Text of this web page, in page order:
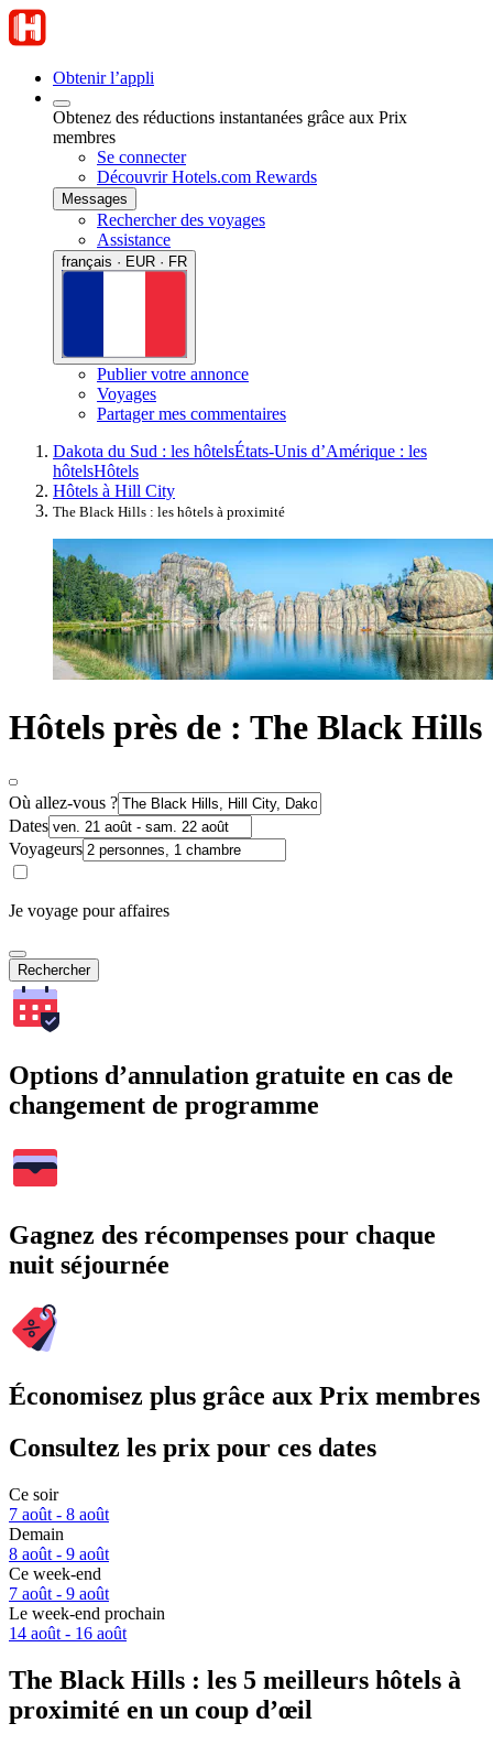
Obtenir l’appli
Obtenez des réductions instantanées grâce aux Prix
membres
Se connecter
Découvrir Hotels.com Rewards
Messages
Rechercher des voyages
Assistance
français · EUR · FR
Publier votre annonce
Voyages
Partager mes commentaires
Dakota du Sud : les hôtelsÉtats-Unis d’Amérique : les
hôtelsHôtels
Hôtels à Hill City
The Black Hills : les hôtels à proximité
Hôtels près de : The Black Hills
Où allez-vous ?
Dates
Voyageurs
Je voyage pour affaires
Rechercher
Options d’annulation gratuite en cas de
changement de programme
Gagnez des récompenses pour chaque
nuit séjournée
Économisez plus grâce aux Prix membres
Consultez les prix pour ces dates
Ce soir
7 août - 8 août
Demain
8 août - 9 août
Ce week-end
7 août - 9 août
Le week-end prochain
14 août - 16 août
The Black Hills : les 5 meilleurs hôtels à
proximité en un coup d’œil